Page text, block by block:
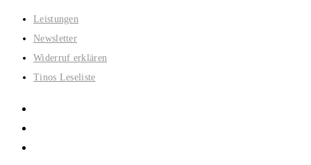
Zum
Inhalt
springen
Leistungen
Newsletter
Widerruf erklären
Tinos Leseliste